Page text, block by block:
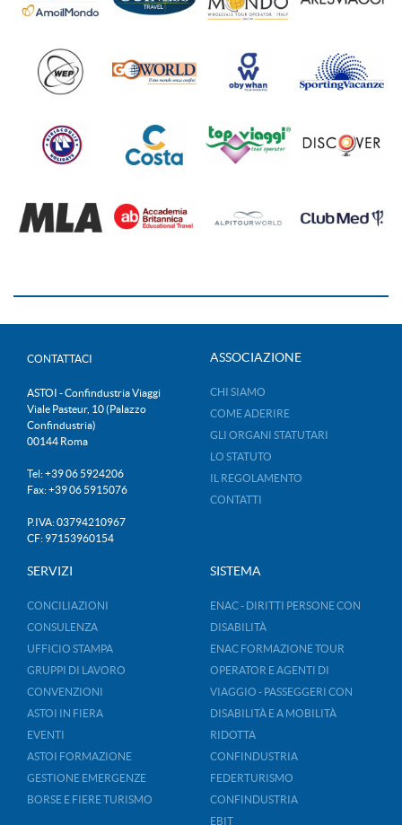
CONTATTACI
ASTOI - Confindustria Viaggi
Viale Pasteur, 10 (Palazzo
Confindustria)
00144 Roma
Tel: +39 06 5924206
Fax: +39 06 5915076
P.IVA: 03794210967
CF: 97153960154
ASSOCIAZIONE
CHI SIAMO
COME ADERIRE
GLI ORGANI STATUTARI
LO STATUTO
IL REGOLAMENTO
CONTATTI
SERVIZI
CONCILIAZIONI
CONSULENZA
UFFICIO STAMPA
GRUPPI DI LAVORO
CONVENZIONI
ASTOI IN FIERA
EVENTI
ASTOI FORMAZIONE
GESTIONE EMERGENZE
BORSE E FIERE TURISMO
SISTEMA
ENAC - DIRITTI PERSONE CON
DISABILITÀ
ENAC FORMAZIONE TOUR
OPERATOR E AGENTI DI
VIAGGIO - PASSEGGERI CON
DISABILITÀ E A MOBILITÀ
RIDOTTA
CONFINDUSTRIA
FEDERTURISMO
CONFINDUSTRIA
EBIT